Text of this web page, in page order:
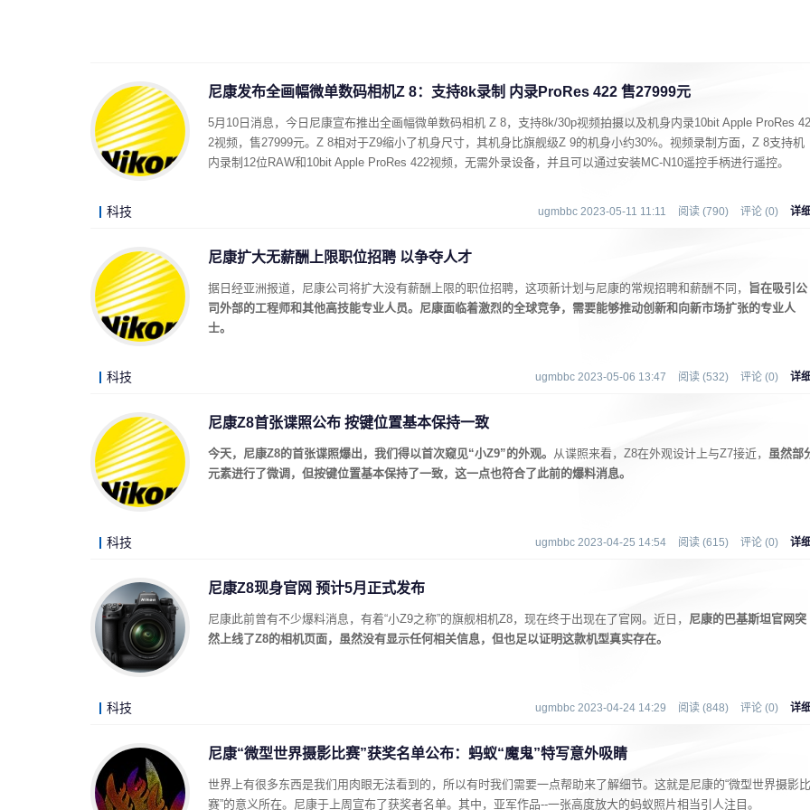
尼康发布全画幅微单数码相机Z 8：支持8k录制 内录ProRes 422 售27999元
5月10日消息，今日尼康宣布推出全画幅微单数码相机 Z 8，支持8k/30p视频拍摄以及机身内录10bit Apple ProRes 42
2视频，售27999元。Z 8相对于Z9缩小了机身尺寸，其机身比旗舰级Z 9的机身小约30%。视频录制方面，Z 8支持机
内录制12位RAW和10bit Apple ProRes 422视频，无需外录设备，并且可以通过安装MC-N10遥控手柄进行遥控。
科技 ugmbbc 2023-05-11 11:11 阅读 (790) 评论 (0) 详
尼康扩大无薪酬上限职位招聘 以争夺人才
据日经亚洲报道，尼康公司将扩大没有薪酬上限的职位招聘，这项新计划与尼康的常规招聘和薪酬不同， 旨在吸引公
司外部的工程师和其他高技能专业人员。尼康面临着激烈的全球竞争，需要能够推动创新和向新市场扩张的专业人
士。
科技 ugmbbc 2023-05-06 13:47 阅读 (532) 评论 (0) 详
尼康Z8首张谍照公布 按键位置基本保持一致
今天，尼康Z8的首张谍照爆出，我们得以首次窥见“小Z9”的外观。 从谍照来看，Z8在外观设计上与Z7接近， 虽然部
元素进行了微调，但按键位置基本保持了一致，这一点也符合了此前的爆料消息。
科技 ugmbbc 2023-04-25 14:54 阅读 (615) 评论 (0) 详
尼康Z8现身官网 预计5月正式发布
尼康此前曾有不少爆料消息，有着“小Z9之称”的旗舰相机Z8，现在终于出现在了官网。近日， 尼康的巴基斯坦官网突
然上线了Z8的相机页面，虽然没有显示任何相关信息，但也足以证明这款机型真实存在。
科技 ugmbbc 2023-04-24 14:29 阅读 (848) 评论 (0) 详
尼康“微型世界摄影比赛”获奖名单公布：蚂蚁“魔鬼”特写意外吸睛
世界上有很多东西是我们用肉眼无法看到的，所以有时我们需要一点帮助来了解细节。这就是尼康的“微型世界摄影比
赛”的意义所在。尼康于上周宣布了获奖者名单。其中，亚军作品--一张高度放大的蚂蚁照片相当引人注目。